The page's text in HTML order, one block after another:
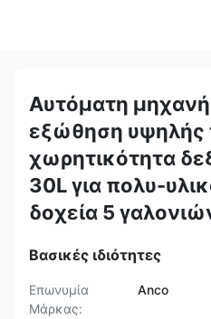
Αυτόματη
εξώθηση υψηλής
χωρητικότητα
30L για πολυ-
δοχεία 5
Βασικές ιδιότητες
Επωνυμία
Μάρκας:
Anco